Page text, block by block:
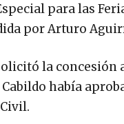
para las
por Arturo
la
había